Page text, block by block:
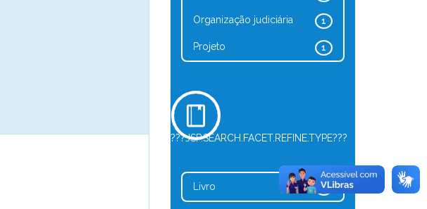
1
Organização judiciária
1
Projeto
???JSP.SEARCH.FACET.REFINE.TYPE???
1
Livro